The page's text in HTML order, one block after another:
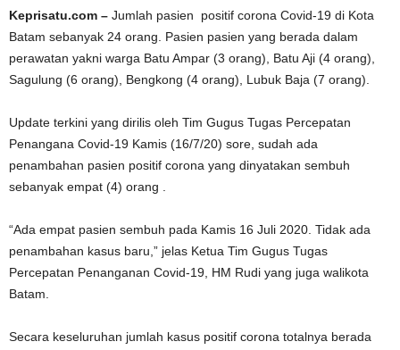
Keprisatu.com – Jumlah pasien positif corona Covid-19 di Kota
Batam sebanyak 24 orang. Pasien pasien yang berada dalam
perawatan yakni warga Batu Ampar (3 orang), Batu Aji (4 orang),
Sagulung (6 orang), Bengkong (4 orang), Lubuk Baja (7 orang).
Update terkini yang dirilis oleh Tim Gugus Tugas Percepatan
Penangana Covid-19 Kamis (16/7/20) sore, sudah ada
penambahan pasien positif corona yang dinyatakan sembuh
sebanyak empat (4) orang .
“Ada empat pasien sembuh pada Kamis 16 Juli 2020. Tidak ada
penambahan kasus baru,” jelas Ketua Tim Gugus Tugas
Percepatan Penanganan Covid-19, HM Rudi yang juga walikota
Batam.
Secara keseluruhan jumlah kasus positif corona totalnya berada